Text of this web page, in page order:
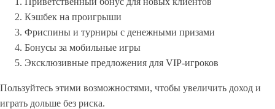
Кэшбек на проигрыши
Фриспины и турниры с денежными призами
Бонусы за мобильные игры
Эксклюзивные предложения для VIP-игроков
Пользуйтесь этими возможностями, чтобы увеличить доход и
играть дольше без риска.